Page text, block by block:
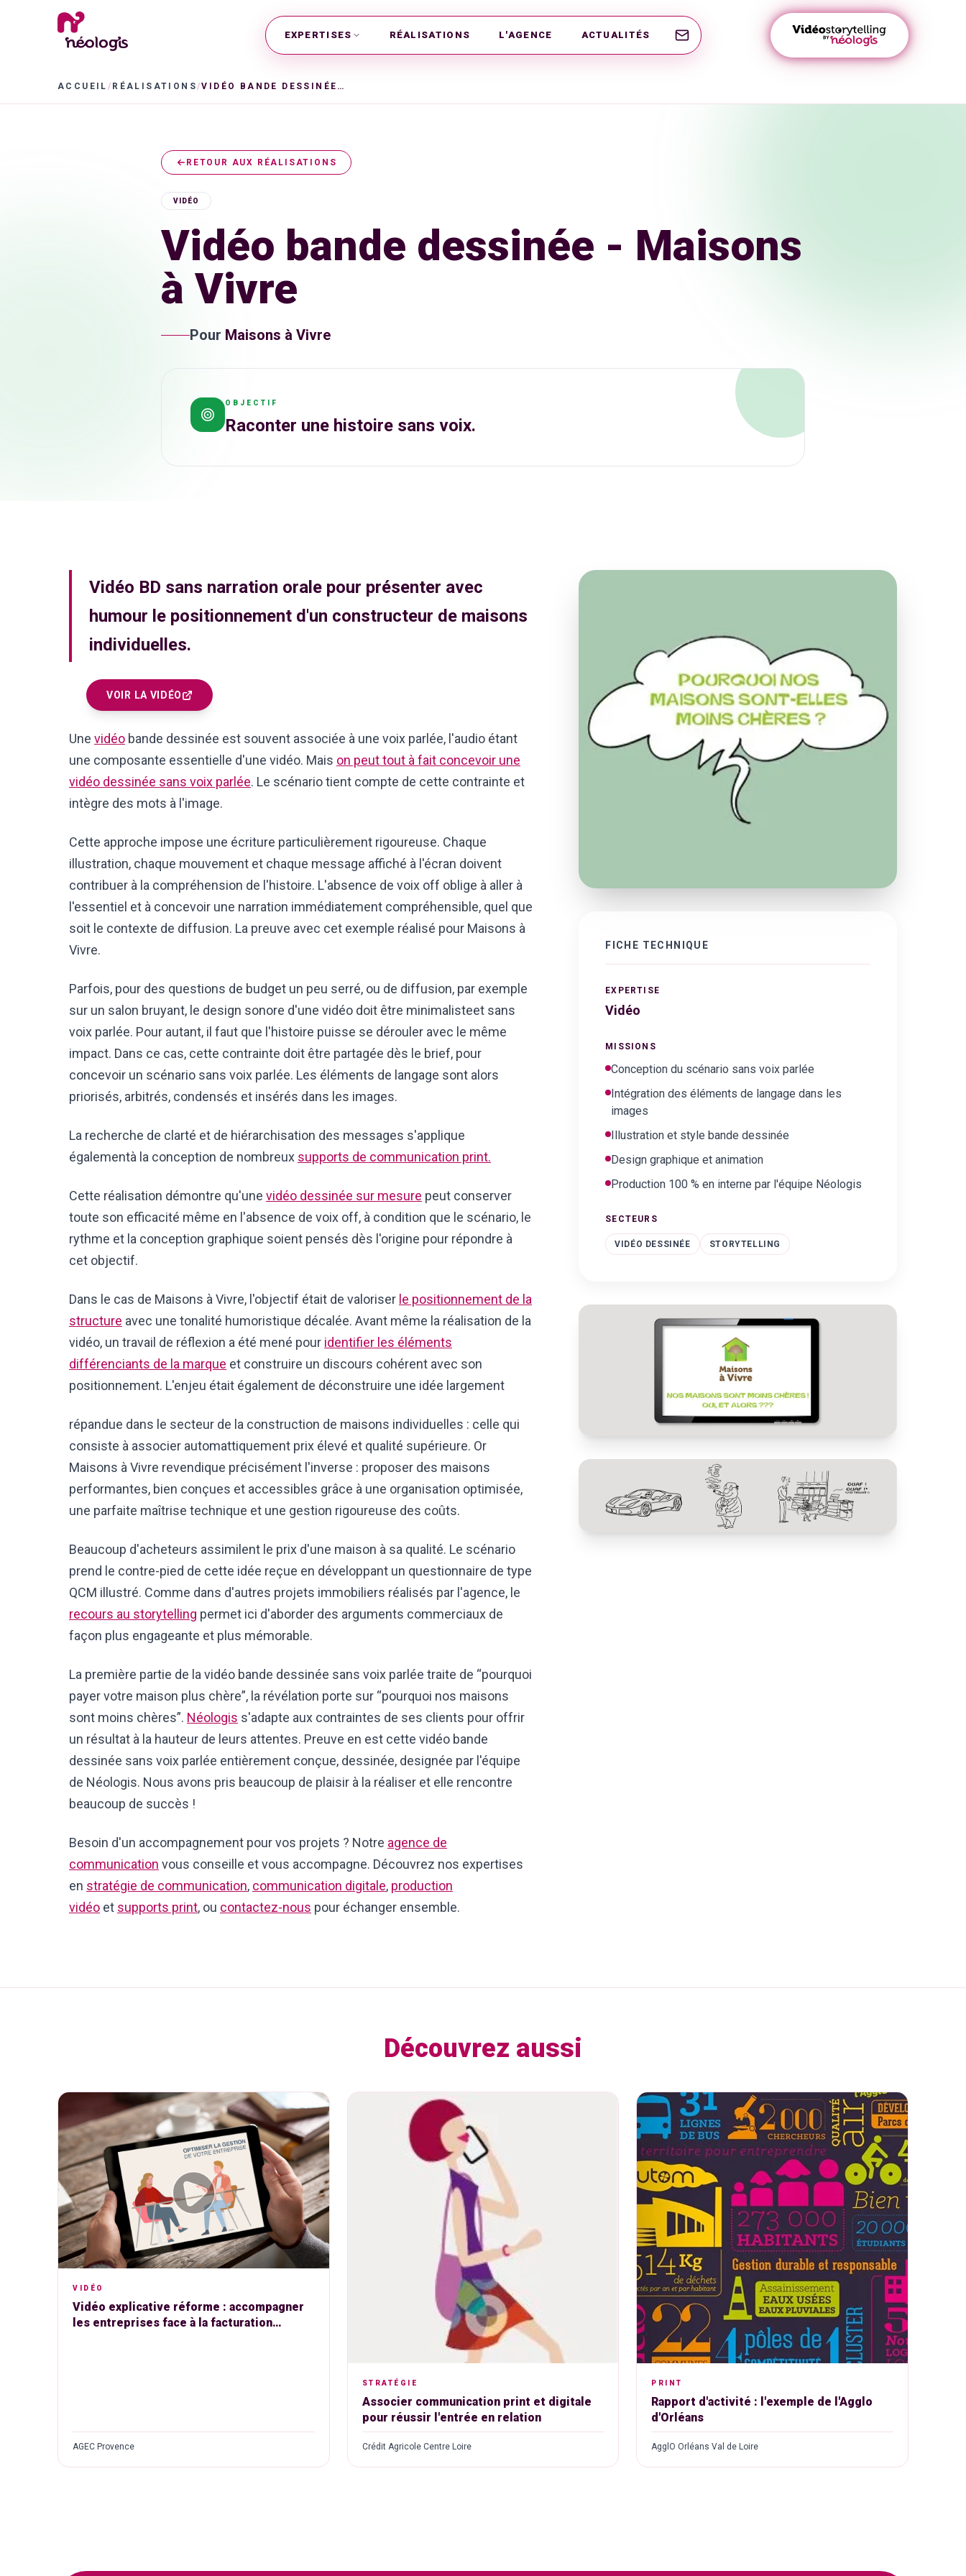
EXPERTISES RÉALISATIONS L'AGENCE ACTUALITÉS
ACCUEIL / RÉALISATIONS/ VIDÉO BANDE DESSINÉE - MAISONS À VIVRE
RETOUR AUX RÉALISATIONS
VIDÉO
Vidéo bande dessinée - Maisons
à Vivre
Pour Maisons à Vivre
OBJECTIF
Raconter une histoire sans voix.
Vidéo BD sans narration orale pour présenter avec
humour le positionnement d'un constructeur de maisons
individuelles.
VOIR LA VIDÉO
Une vidéo bande dessinée est souvent associée à une voix parlée, l'audio étant
une composante essentielle d'une vidéo. Mais on peut tout à fait concevoir une
vidéo dessinée sans voix parlée. Le scénario tient compte de cette contrainte et
intègre des mots à l'image.
Cette approche impose une écriture particulièrement rigoureuse. Chaque
illustration, chaque mouvement et chaque message affiché à l'écran doivent
contribuer à la compréhension de l'histoire. L'absence de voix off oblige à aller à
l'essentiel et à concevoir une narration immédiatement compréhensible, quel que
soit le contexte de diffusion. La preuve avec cet exemple réalisé pour Maisons à
Vivre.
Parfois, pour des questions de budget un peu serré, ou de diffusion, par exemple
sur un salon bruyant, le design sonore d'une vidéo doit être minimalisteet sans
voix parlée. Pour autant, il faut que l'histoire puisse se dérouler avec le même
impact. Dans ce cas, cette contrainte doit être partagée dès le brief, pour
concevoir un scénario sans voix parlée. Les éléments de langage sont alors
priorisés, arbitrés, condensés et insérés dans les images.
La recherche de clarté et de hiérarchisation des messages s'applique
égalementà la conception de nombreux supports de communication print.
Cette réalisation démontre qu'une vidéo dessinée sur mesure peut conserver
toute son efficacité même en l'absence de voix off, à condition que le scénario, le
rythme et la conception graphique soient pensés dès l'origine pour répondre à
cet objectif.
Dans le cas de Maisons à Vivre, l'objectif était de valoriser le positionnement de la
structure avec une tonalité humoristique décalée. Avant même la réalisation de la
vidéo, un travail de réflexion a été mené pour identifier les éléments
différenciants de la marque et construire un discours cohérent avec son
positionnement. L'enjeu était également de déconstruire une idée largement
répandue dans le secteur de la construction de maisons individuelles : celle qui
consiste à associer automattiquement prix élevé et qualité supérieure. Or
Maisons à Vivre revendique précisément l'inverse : proposer des maisons
performantes, bien conçues et accessibles grâce à une organisation optimisée,
une parfaite maîtrise technique et une gestion rigoureuse des coûts.
Beaucoup d'acheteurs assimilent le prix d'une maison à sa qualité. Le scénario
prend le contre-pied de cette idée reçue en développant un questionnaire de type
QCM illustré. Comme dans d'autres projets immobiliers réalisés par l'agence, le
recours au storytelling permet ici d'aborder des arguments commerciaux de
façon plus engageante et plus mémorable.
La première partie de la vidéo bande dessinée sans voix parlée traite de “pourquoi
payer votre maison plus chère”, la révélation porte sur “pourquoi nos maisons
sont moins chères”. Néologis s'adapte aux contraintes de ses clients pour offrir
un résultat à la hauteur de leurs attentes. Preuve en est cette vidéo bande
dessinée sans voix parlée entièrement conçue, dessinée, designée par l'équipe
de Néologis. Nous avons pris beaucoup de plaisir à la réaliser et elle rencontre
beaucoup de succès !
Besoin d'un accompagnement pour vos projets ? Notre agence de
communication vous conseille et vous accompagne. Découvrez nos expertises
en stratégie de communication, communication digitale, production
vidéo et supports print, ou contactez-nous pour échanger ensemble.
FICHE TECHNIQUE
EXPERTISE
Vidéo
MISSIONS
Conception du scénario sans voix parlée
Intégration des éléments de langage dans les
images
Illustration et style bande dessinée
Design graphique et animation
Production 100 % en interne par l'équipe Néologis
SECTEURS
VIDÉO DESSINÉE STORYTELLING
Découvrez aussi
VIDÉO
Vidéo explicative réforme : accompagner
les entreprises face à la facturation
AGEC Provence
STRATÉGIE
Associer communication print et digitale
pour réussir l'entrée en relation
Crédit Agricole Centre Loire
PRINT
Rapport d'activité : l'exemple de l'Agglo
d'Orléans
AgglO Orléans Val de Loire